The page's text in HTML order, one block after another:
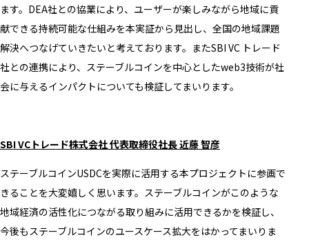
ます。DEA社との協業により、ユーザーが楽しみながら地域に貢
献できる持続可能な仕組みを本実証から見出し、全国の地域課題
解決へつなげていきたいと考えております。またSBI VC トレード
社との連携により、ステーブルコインを中心としたweb3技術が社
会に与えるインパクトについても検証してまいります。
SBI VCトレード株式会社 代表取締役社長 近藤 智彦
ステーブルコインUSDCを実際に活用する本プロジェクトに参画で
きることを大変嬉しく思います。ステーブルコインがこのような
地域経済の活性化につながる取り組みに活用できるかを検証し、
今後もステーブルコインのユースケース拡大をはかってまいりま